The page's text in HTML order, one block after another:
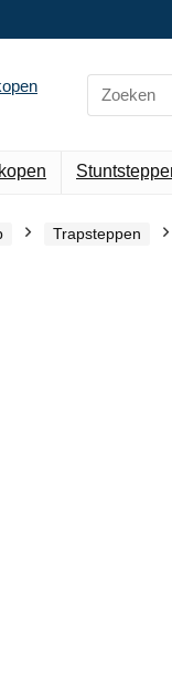
Search
for:
Trapsteppen